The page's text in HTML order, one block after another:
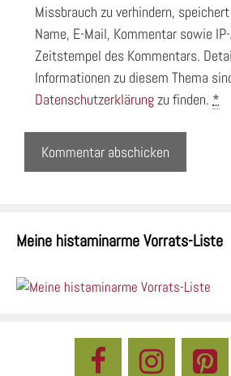
Missbrauch zu verhindern,
Name, E-Mail, Kommentar sowie
Zeitstempel des Kommentars.
Informationen zu diesem Thema
Datenschutzerklärungzu finden. *
Meine histaminarme Vorrats-Liste